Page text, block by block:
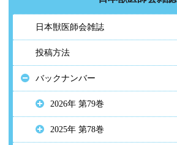
日本獣医師会雑誌
投稿方法
バックナンバー
2026年 第79巻
2025年 第78巻